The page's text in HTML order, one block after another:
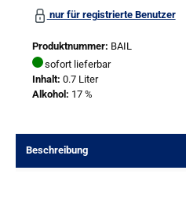
nur für registrierte Benutzer
Produktnummer: BAIL
sofort lieferbar
Inhalt: 0.7 Liter
Alkohol: 17 %
Beschreibung